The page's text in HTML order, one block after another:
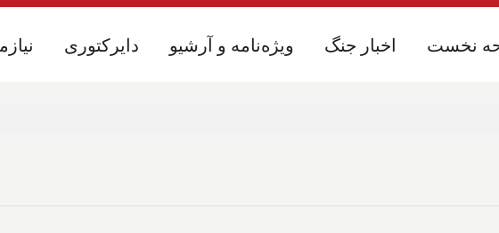
دایرکتوری ویژه‌نامه و آرشیو اخبار جنگ نخست دایرکتوری ویژه‌نامه و آرشیو اخبار جنگ نخست